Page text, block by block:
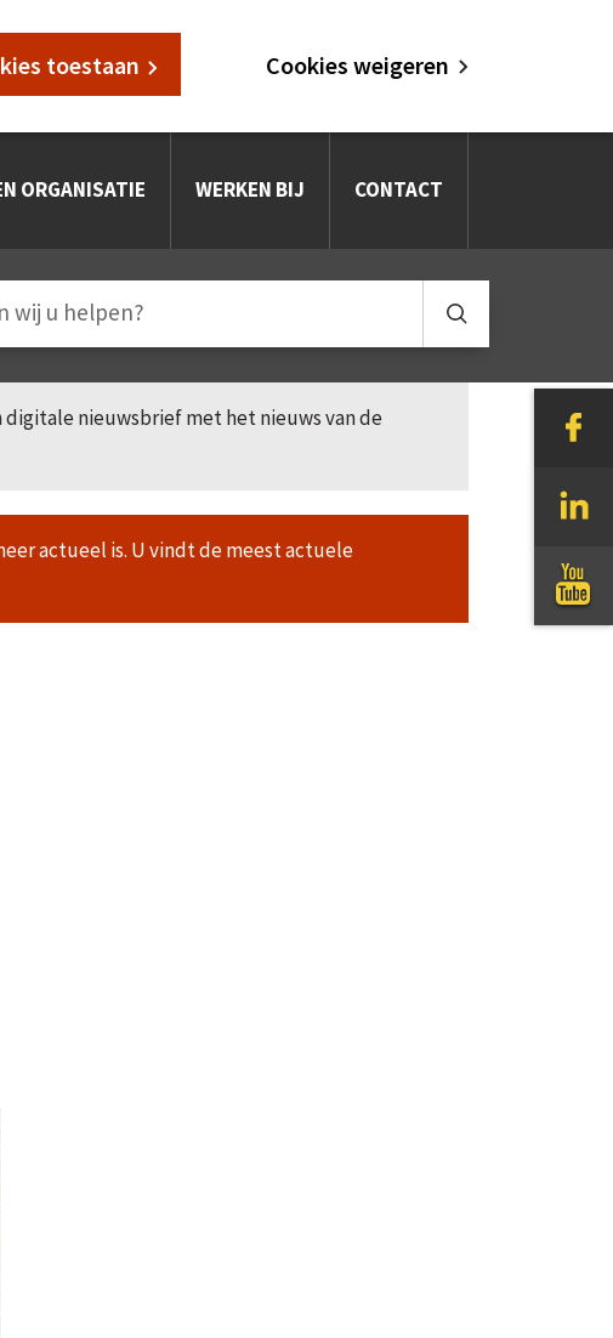
toestaan Cookies weigeren
ORGANISATIE WERKEN BIJ CONTACT
nieuwsbrief met het nieuws van de
actueel is. U vindt de meest actuele